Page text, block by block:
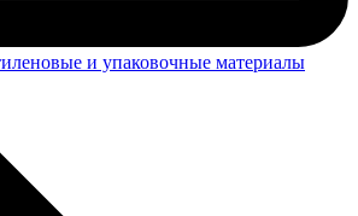
и упаковочные материалы